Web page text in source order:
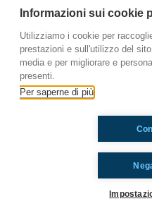
spectacle pas tout-à-
#ToiAussi
Ti è piaciuto?
Informazioni sui cookie
Utilizziamo i cookie per
prestazioni e sull'utilizzo del
media e per migliorare e
presenti.
Per saperne di più